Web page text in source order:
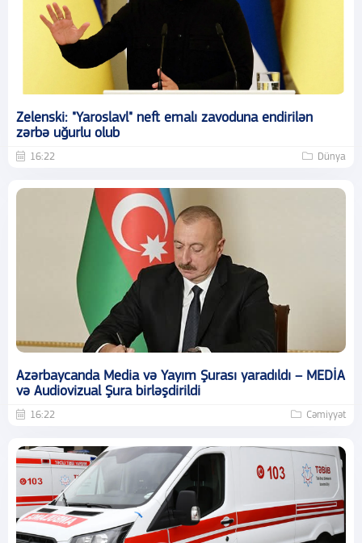
Zelenski: "Yaroslavl" neft emalı zavoduna endirilən
zərbə uğurlu olub
16:22 Dünya
Azərbaycanda Media və Yayım Şurası yaradıldı – MEDİA
və Audiovizual Şura birləşdirildi
16:22 Cəmiyyət